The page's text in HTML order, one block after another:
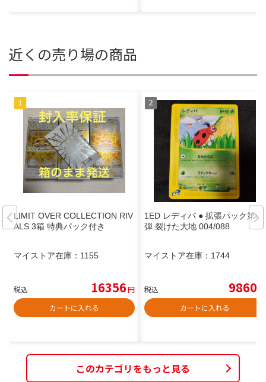
近くの売り場の商品
LIMIT OVER COLLECTION RIV
ALS 3箱 特典パック付き
マイストア在庫： 1155
税込 16356円
カートに入れる
1ED レディバ ● 拡張パック第4
弾 裂けた大地 004/088
マイストア在庫： 1744
税込 9860
カートに入れる
このカテゴリをもっと見る